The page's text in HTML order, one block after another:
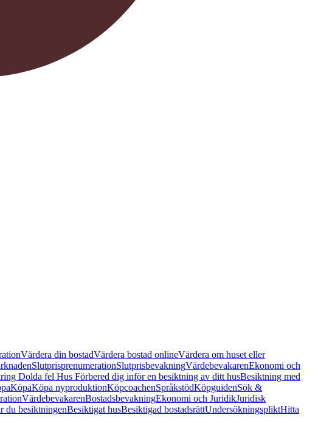
Värdera din bostadVärdera bostad onlineVärdera om huset eller
SlutprisprenumerationSlutprisbevakningVärdebevakarenEkonomi och
Dolda fel Hus Förbered dig inför en besiktning av ditt husBesiktning med
KöpaKöpa nyproduktionKöpcoachenSpråkstödKöpguidenSök &
VärdebevakarenBostadsbevakningEkonomi och JuridikJuridisk
du besiktningenBesiktigat husBesiktigad bostadsrättUndersökningspliktHitta